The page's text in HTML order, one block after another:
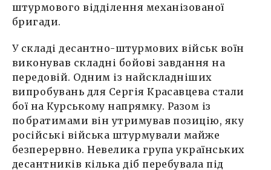
штурмового відділення механізованої
бригади.
У складі десантно-штурмових військ воїн
виконував складні бойові завдання на
передовій. Одним із найскладніших
випробувань для Сергія Красавцева стали
бої на Курському напрямку. Разом із
побратимами він утримував позицію, яку
російські війська штурмували майже
безперервно. Невелика група українських
десантників кілька діб перебувала під